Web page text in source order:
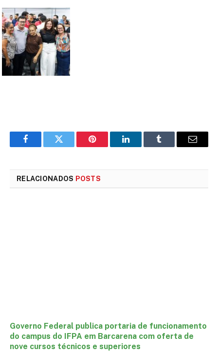
FacebookTwitter Pinterest LinkedInTumblr
E-
RELACIONADOS POSTS
Governo Federal publica portaria de funcionamento
do campus do IFPA em Barcarena com oferta de
nove cursos técnicos e superiores